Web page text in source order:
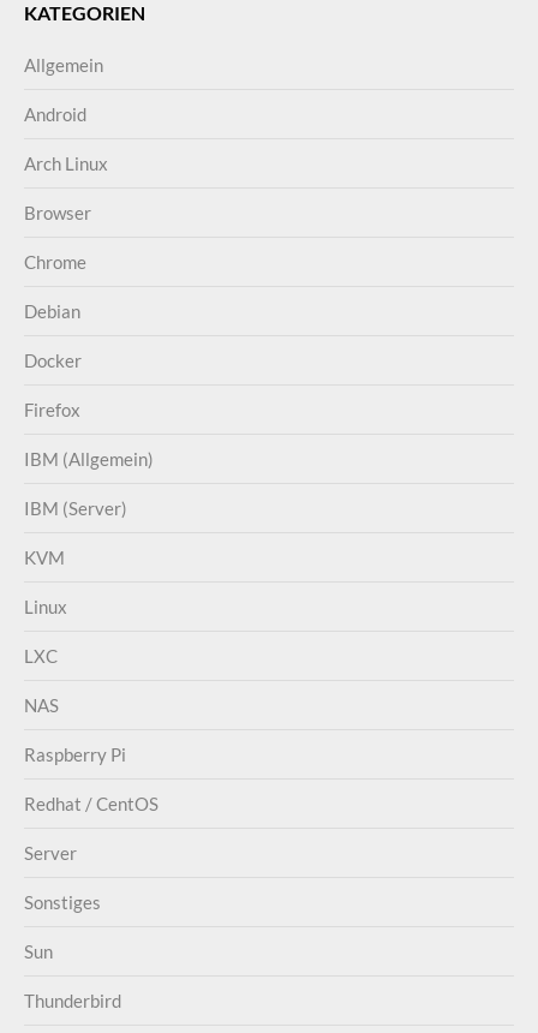
KATEGORIEN
Allgemein
Android
Arch Linux
Browser
Chrome
Debian
Docker
Firefox
IBM (Allgemein)
IBM (Server)
KVM
Linux
LXC
NAS
Raspberry Pi
Redhat / CentOS
Server
Sonstiges
Sun
Thunderbird